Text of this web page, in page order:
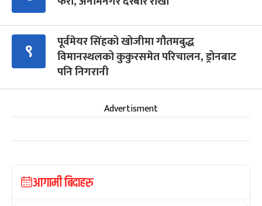
९
पूर्वमेयर सिंहको खोजीमा गौतमबुद्ध
विमानस्थलको कुकुरसमेत परिचालन, ड्रोनबाट
पनि निगरानी
Advertisment
आगामी बिदाहरु